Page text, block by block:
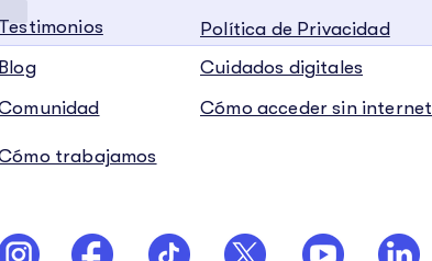
Testimonios
Blog
Política de Privacidad
Cuidados digitales
Cómo acceder sin internet
trabajamos